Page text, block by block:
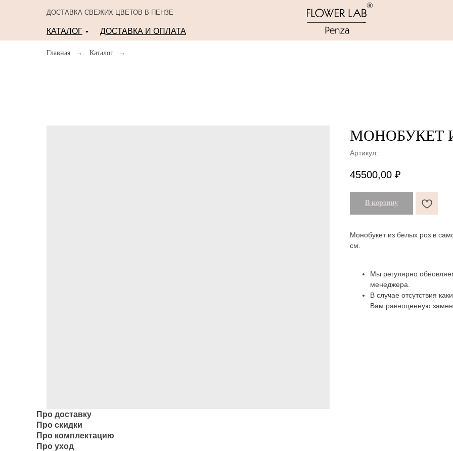
ДОСТАВКА СВЕЖИХ ЦВЕТОВ В ПЕНЗЕ
КАТАЛОГ ДОСТАВКА И ОПЛАТА
Главная → Каталог →
МОНОБУКЕТ
Артикул:
45500,00 ₽
В корзину
Монобукет из белых роз в
см.
Мы регулярно
менеджера.
В случае отсутствия
Вам равноценную
Про доставку
Про скидки
Про комплектацию
Про уход